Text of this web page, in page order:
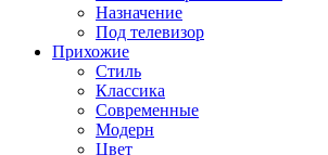
Назначение
Под телевизор
Прихожие
Стиль
Классика
Современные
Модерн
Цвет